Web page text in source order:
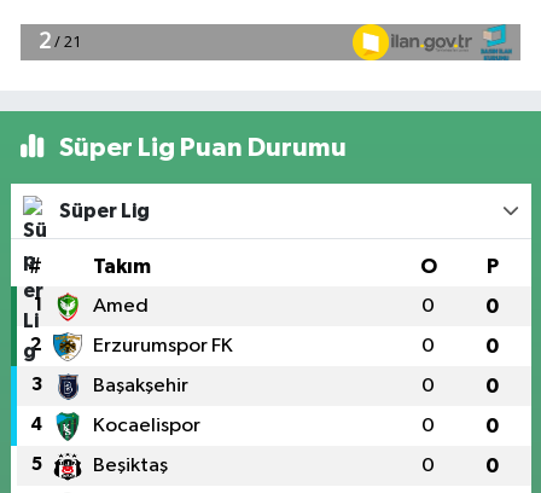
Süper Lig Puan Durumu
Süper Lig
# Takım O P
1 Amed 0 0
2 Erzurumspor FK 0 0
3 Başakşehir 0 0
4 Kocaelispor 0 0
5 Beşiktaş 0 0